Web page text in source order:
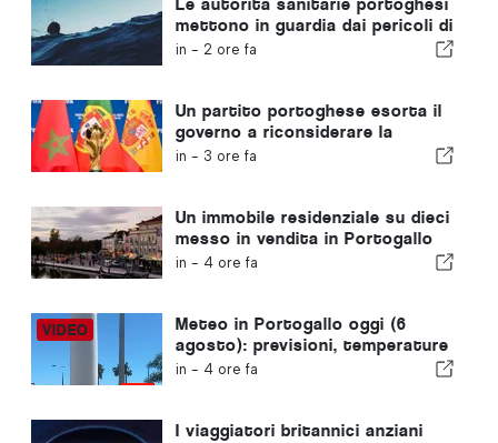
mettono in guardia dai pericoli di
annegamento
in - 2 ore fa
Un partito portoghese esorta il
governo a riconsiderare la
candidatura del Marocco a
in - 3 ore fa
Un immobile residenziale su dieci
messo in vendita in Portogallo
viene venduto in meno di una
in - 4 ore fa
Meteo in Portogallo oggi (6
agosto): previsioni, temperature
e cosa aspettarsi
in - 4 ore fa
I viaggiatori britannici anziani